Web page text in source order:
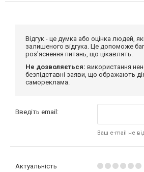
Відгук - це думка або оцінка людей,
залишеного відгука. Це допоможе
роз'яснення питань, що цікавлять.
Не дозволяється: використання
безпідставні заяви, що ображають
самореклама.
Введіть email:
Ваш e-mail не
Актуальність